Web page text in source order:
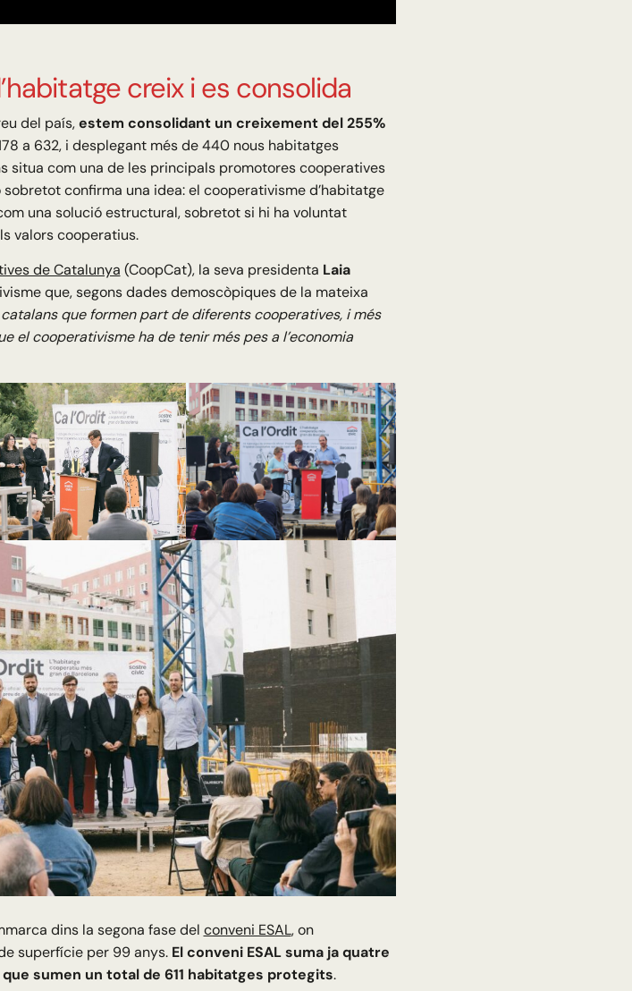
creix i es consolida
del país,estem consolidant un creixement del 255%
a 632, i desplegant més de 440 nous habitatges
situa com una de les principals promotores cooperatives
confirma una idea: el cooperativisme d’habitatge
una solució estructural, sobretot si hi ha voluntat
valors cooperatius.
de Catalunya (CoopCat), la seva presidenta Laia
que, segons dades demoscòpiques de la mateixa
que formen part de diferents cooperatives, i més
el cooperativisme ha de tenir més pes a l’economia
dins la segona fase del conveni ESAL, on
superfície per 99 anys. El conveni ESAL suma ja quatre
sumen un total de 611 habitatges protegits.